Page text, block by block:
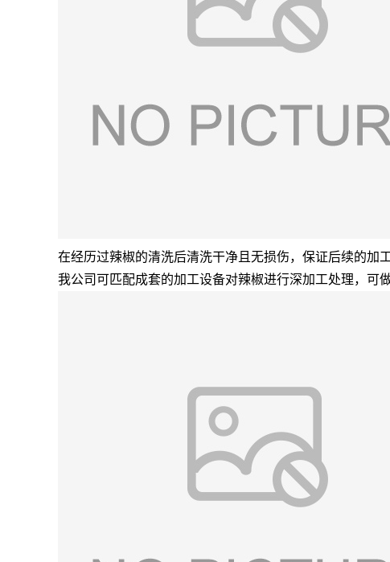
在经历过辣椒的清洗后清洗干净且无损伤，保证后续的加
我公司可匹配成套的加工设备对辣椒进行深加工处理，可